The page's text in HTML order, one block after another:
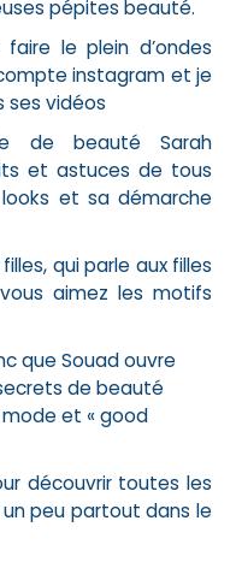
pépites beauté.
le plein d’ondes
instagram et je
ses vidéos
de beauté Sarah
et astuces de tous
looks et sa démarche
qui parle aux filles
aimez les motifs
que Souad ouvre
de beauté
et « good
découvrir toutes les
peu partout dans le